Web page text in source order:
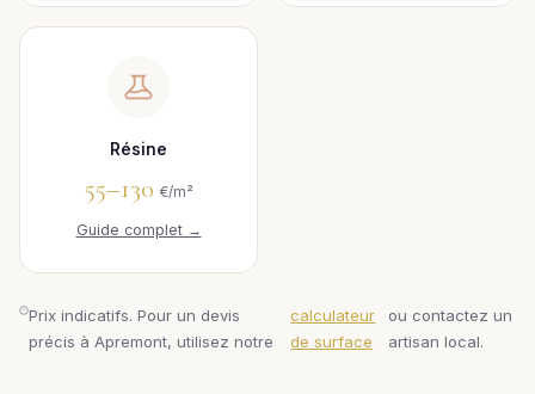
Résine
55–130 €/m²
Guide complet →
Prix indicatifs. Pour un devis
précis à Apremont, utilisez notre
calculateur
de surface
ou contactez un
artisan local.